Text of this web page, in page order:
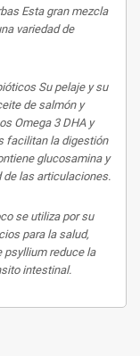
Esta gran mezcla
variedad de
Su pelaje y su
de salmón y
Omega 3 DHA y
facilitan la digestión
glucosamina y
de las articulaciones.
se utiliza por su
para la salud,
psyllium reduce la
intestinal.